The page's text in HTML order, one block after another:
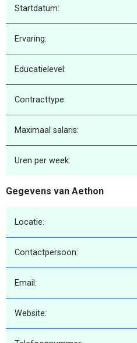
Startdatum:
Ervaring:
Educatielevel:
Contracttype:
Maximaal salaris:
Uren per week:
Gegevens van Aethon
Locatie:
Contactpersoon:
Email:
Website: